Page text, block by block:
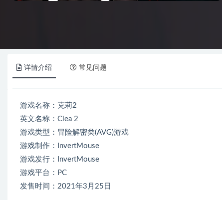
详情介绍 常见问题
游戏名称：克莉2
英文名称：Clea 2
游戏类型：冒险解密类(AVG)游戏
游戏制作：InvertMouse
游戏发行：InvertMouse
游戏平台：PC
发售时间：2021年3月25日